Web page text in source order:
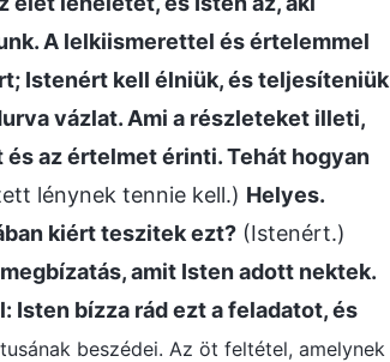
A lelkiismerettel és értelemmel
Istenért kell élniük, és teljesíteniük
vázlat. Ami a részleteket illeti,
az értelmet érinti. Tehát hogyan
lénynek tennie kell.) Helyes.
kiért teszitek ezt? (Istenért.)
amit Isten adott nektek.
Isten bízza rád ezt a feladatot, és
beszédei. Az öt feltétel, amelynek